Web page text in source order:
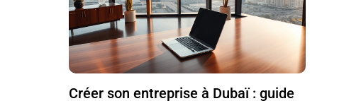
Créer son entreprise à Dubaï : guide